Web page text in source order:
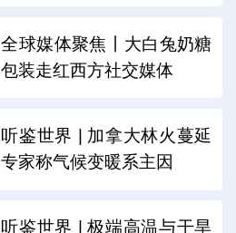
全球媒体聚焦丨大白兔奶糖
包装走红西方社交媒体
听鉴世界 | 加拿大林火蔓延
专家称气候变暖系主因
听鉴世界 | 极端高温与干旱